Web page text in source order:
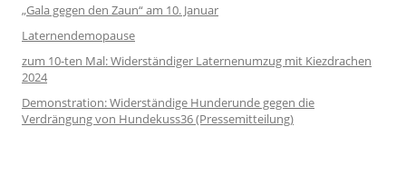
„Gala gegen den Zaun“ am 10. Januar
Laternendemopause
zum 10-ten Mal: Widerständiger Laternenumzug mit Kiezdrachen
2024
Demonstration: Widerständige Hunderunde gegen die
Verdrängung von Hundekuss36 (Pressemitteilung)